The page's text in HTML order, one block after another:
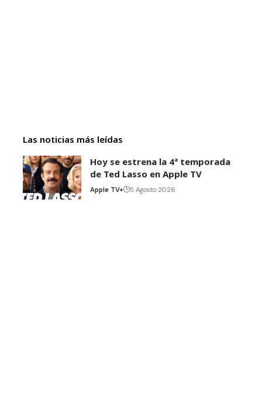
Las noticias más leídas
Hoy se estrena la 4ª temporada
de Ted Lasso en Apple TV
Apple TV+ 5 Agosto 2026